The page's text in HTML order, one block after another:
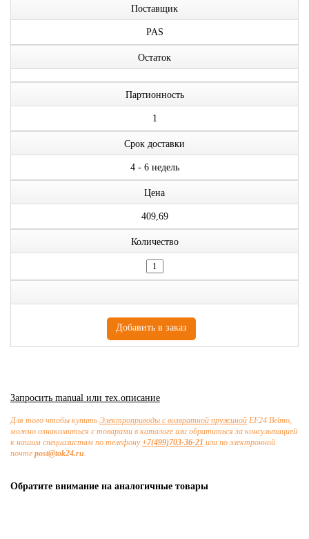
Поставщик
PAS
Остаток
Партионность
1
Срок доставки
4 - 6 недель
Цена
409,69
Количество
Запросить manual или тех.описание
Для того чтобы купить Электроприводы с возвратной пружиной EF24 Belmo,
можно ознакомиться с товарами в каталоге или обратиться за консультацией
к нашим специалистам по телефону+7(499)703-36-21 или по электронной
почте post@tok24.ru.
Обратите внимание на аналогичные товары